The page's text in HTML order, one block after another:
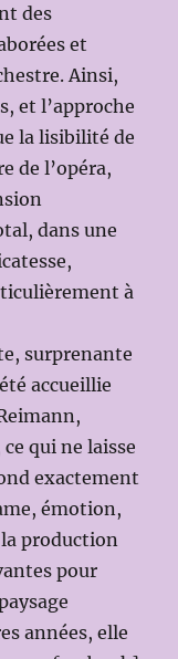
des
et
Ainsi,
et l’approche
la lisibilité de
de l’opéra,
dans une
à
surprenante
accueillie
qui ne laisse
exactement
émotion,
production
pour
années, elle